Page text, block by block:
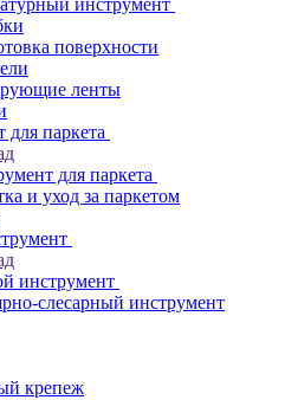
инструмент
поверхности
ленты
для паркета
для паркета
и уход за паркетом
инструмент
слесарный инструмент
крепеж